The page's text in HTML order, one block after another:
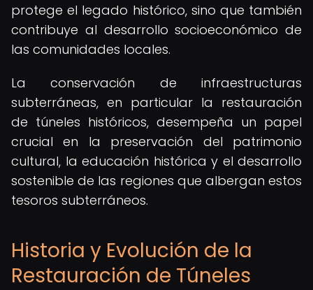
protege el legado histórico, sino que también
contribuye al desarrollo socioeconómico de
las comunidades locales.
La conservación de infraestructuras
subterráneas, en particular la restauración
de túneles históricos, desempeña un papel
crucial en la preservación del patrimonio
cultural, la educación histórica y el desarrollo
sostenible de las regiones que albergan estos
tesoros subterráneos.
Historia y Evolución de la
Restauración de Túneles